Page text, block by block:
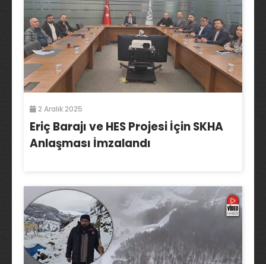
2 Aralık 2025
Eriç Barajı ve HES Projesi İçin SKHA
Anlaşması İmzalandı